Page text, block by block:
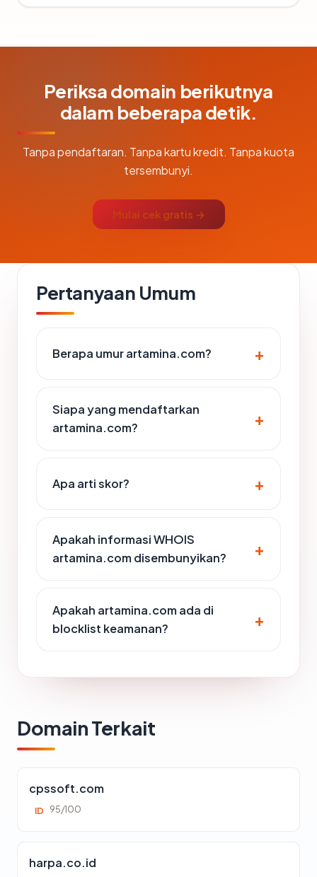
Periksa domain berikutnya
dalam beberapa detik.
Tanpa pendaftaran. Tanpa kartu kredit. Tanpa kuota
tersembunyi.
Mulai cek gratis →
Pertanyaan Umum
Berapa umur artamina.com?
Siapa yang mendaftarkan
artamina.com?
Apa arti skor?
Apakah informasi WHOIS
artamina.com disembunyikan?
Apakah artamina.com ada di
blocklist keamanan?
Domain Terkait
cpssoft.com
ID 95/100
harpa.co.id